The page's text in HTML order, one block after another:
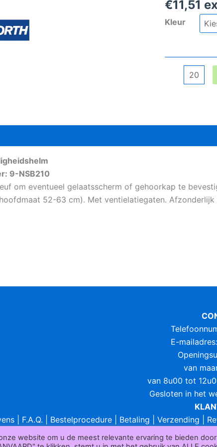
€11,51
Kleur
NSB210
9-NSB210
om eventueel gelaatsscherm of gehoorkap te
52-63 cm). Met ventielatiegaten.
E-mailadres:
van
van 8u00 tot
Gesloten in het
F.A.Q. Bestelprocedure Betaling Verzending
Algemene voorwaarden |
website om u de meest relevante ervaring te bieden